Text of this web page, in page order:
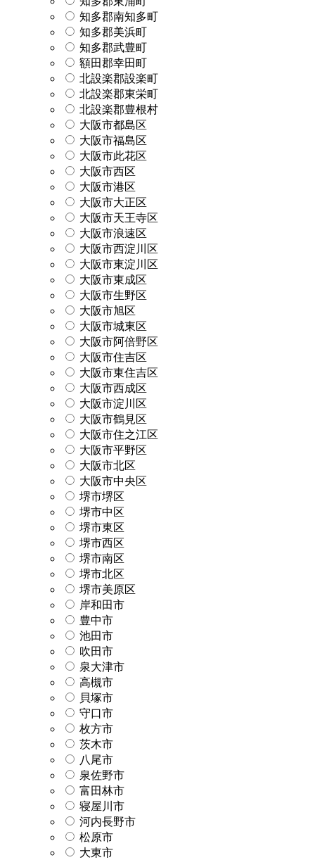
知多郡南知多町
知多郡美浜町
知多郡武豊町
額田郡幸田町
北設楽郡設楽町
北設楽郡東栄町
北設楽郡豊根村
大阪市都島区
大阪市福島区
大阪市此花区
大阪市西区
大阪市港区
大阪市大正区
大阪市天王寺区
大阪市浪速区
大阪市西淀川区
大阪市東淀川区
大阪市東成区
大阪市生野区
大阪市旭区
大阪市城東区
大阪市阿倍野区
大阪市住吉区
大阪市東住吉区
大阪市西成区
大阪市淀川区
大阪市鶴見区
大阪市住之江区
大阪市平野区
大阪市北区
大阪市中央区
堺市堺区
堺市中区
堺市東区
堺市西区
堺市南区
堺市北区
堺市美原区
岸和田市
豊中市
池田市
吹田市
泉大津市
高槻市
貝塚市
守口市
枚方市
茨木市
八尾市
泉佐野市
富田林市
寝屋川市
河内長野市
松原市
大東市